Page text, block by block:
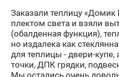
За­ка­за­ли теп­ли­цу
плек­том света и взяли
(обал­ден­ная функ­ция),
но из­да­ле­ка как
для теп­ли­цы - двери-​
точ­ки, ДПК гряд­ки,
Мы оста­лись очень